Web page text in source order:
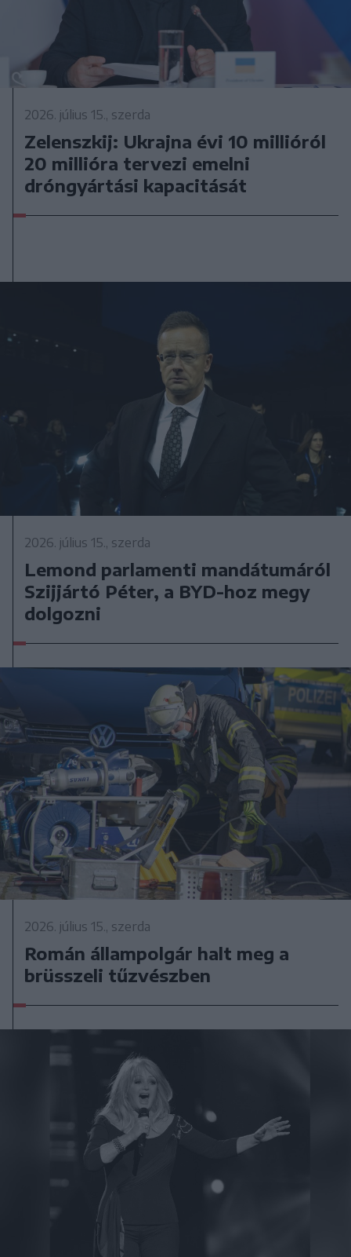
2026. július 15., szerda
Zelenszkij: Ukrajna évi 10 millióról
20 millióra tervezi emelni
dróngyártási kapacitását
2026. július 15., szerda
Lemond parlamenti mandátumáról
Szijjártó Péter, a BYD-hoz megy
dolgozni
2026. július 15., szerda
Román állampolgár halt meg a
brüsszeli tűzvészben